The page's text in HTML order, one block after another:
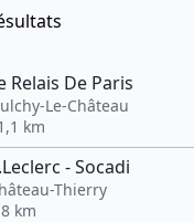
Relais De Paris
Le-Château
km
- Socadi
Thierry
km